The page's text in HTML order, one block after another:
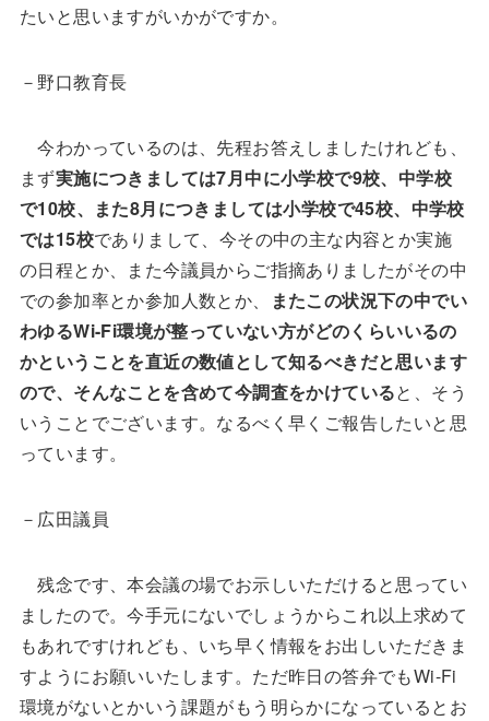
たいと思いますがいかがですか。
－野口教育長
今わかっているのは、先程お答えしましたけれども、
まず実施につきましては7月中に小学校で9校、中学校
で10校、また8月につきましては小学校で45校、中学校
では15校でありまして、今その中の主な内容とか実施
の日程とか、また今議員からご指摘ありましたがその中
での参加率とか参加人数とか、
またこの状況下の中でい
わゆるWi-Fi環境が整っていない方がどのくらいいるの
かということを直近の数値として知るべきだと思います
ので、そんなことを含めて今調査をかけていると、そう
いうことでございます。なるべく早くご報告したいと思
っています。
－広田議員
残念です、本会議の場でお示しいただけると思ってい
ましたので。今手元にないでしょうからこれ以上求めて
もあれですけれども、いち早く情報をお出しいただきま
すようにお願いいたします。ただ昨日の答弁でもWi-Fi
環境がないとかいう課題がもう明らかになっているとお